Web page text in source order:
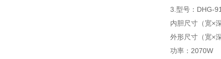
3.型号：DHG-
内胆尺寸（宽×
外形尺寸（宽×
功率：2070W